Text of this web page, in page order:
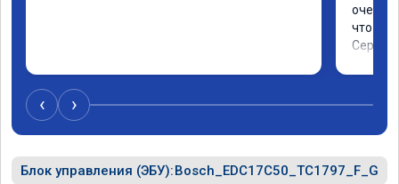
очень
что
‹ ›
Блок управления (ЭБУ):Bosch_EDC17C50_TC1797_F_G